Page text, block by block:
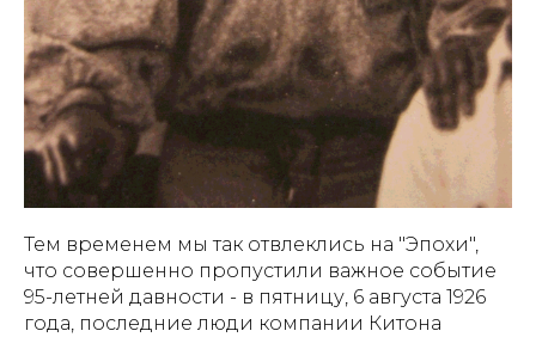
Тем временем мы так отвлеклись на "Эпохи",
что совершенно пропустили важное событие
95-летней давности - в пятницу, 6 августа 1926
года, последние люди компании Китона